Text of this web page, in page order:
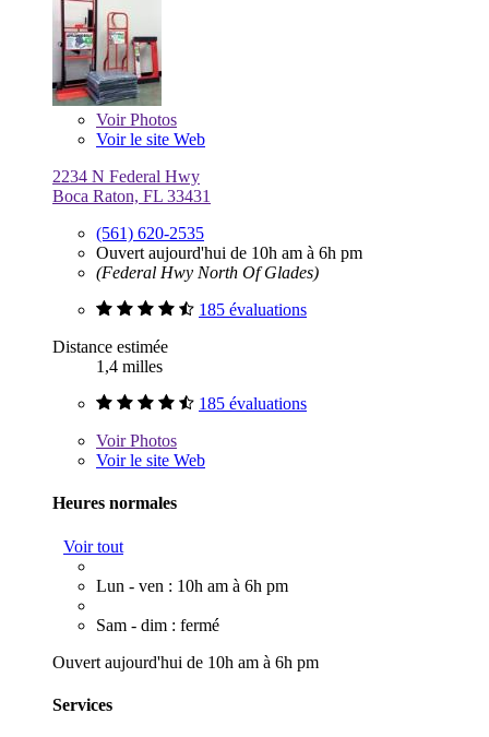
VoirPhotos
Voir le site Web
2234 N Federal Hwy
Boca Raton, FL 33431
(561) 620-2535
Ouvert aujourd'hui de 10h am à 6h pm
(Federal Hwy North Of Glades)
185 évaluations
Distance estimée
1,4 milles
185 évaluations
VoirPhotos
Voir le site Web
Heures normales
Voir tout
Lun - ven : 10h am à 6h pm
Sam - dim : fermé
Ouvert aujourd'hui de 10h am à 6h pm
Services